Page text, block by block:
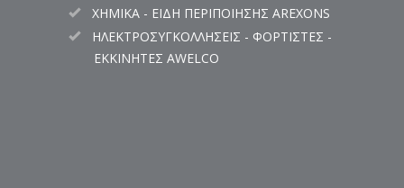
ΧΗΜΙΚΑ - ΕΙΔΗ ΠΕΡΙΠΟΙΗΣΗΣ AREXONS
ΗΛΕΚΤΡΟΣΥΓΚΟΛΛΗΣΕΙΣ - ΦΟΡΤΙΣΤΕΣ -
ΕΚΚΙΝΗΤΕΣ AWELCO